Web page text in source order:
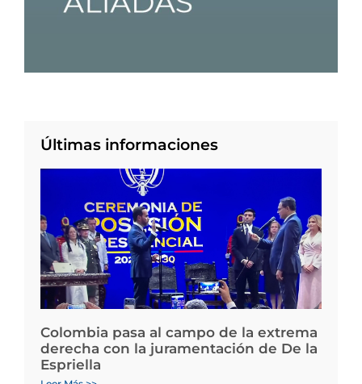
Últimas informaciones
Colombia pasa al campo de la extrema
derecha con la juramentación de De la
Espriella